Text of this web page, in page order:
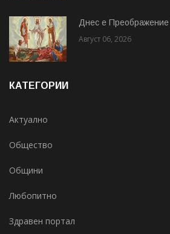
Днес е Преображение
Август 06, 2026
КАТЕГОРИИ
Актуално
Общество
Общини
Любопитно
Здравен портал